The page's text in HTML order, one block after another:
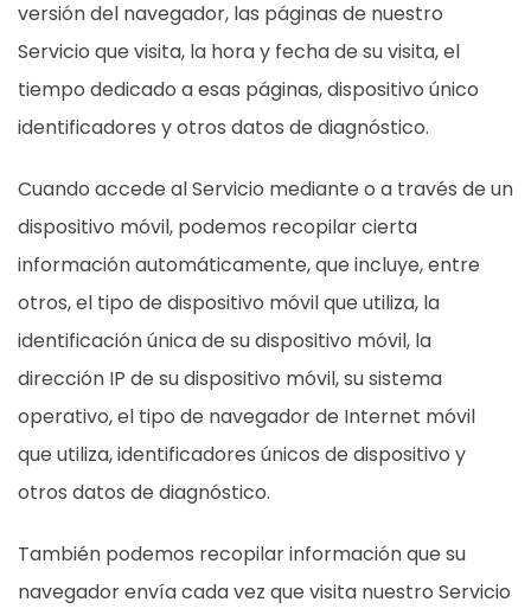
versión del navegador, las páginas de nuestro
Servicio que visita, la hora y fecha de su visita, el
tiempo dedicado a esas páginas, dispositivo único
identificadores y otros datos de diagnóstico.
Cuando accede al Servicio mediante o a través de un
dispositivo móvil, podemos recopilar cierta
información automáticamente, que incluye, entre
otros, el tipo de dispositivo móvil que utiliza, la
identificación única de su dispositivo móvil, la
dirección IP de su dispositivo móvil, su sistema
operativo, el tipo de navegador de Internet móvil
que utiliza, identificadores únicos de dispositivo y
otros datos de diagnóstico.
También podemos recopilar información que su
navegador envía cada vez que visita nuestro Servicio